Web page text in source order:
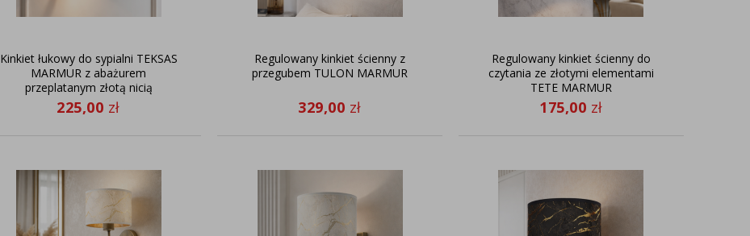
Kinkiet łukowy do sypialni TEKSAS
MARMUR z abażurem
przeplatanym złotą nicią
225,00 zł
Regulowany kinkiet ścienny z
przegubem TULON MARMUR
329,00 zł
Regulowany kinkiet ścienny do
czytania ze złotymi elementami
TETE MARMUR
175,00 zł